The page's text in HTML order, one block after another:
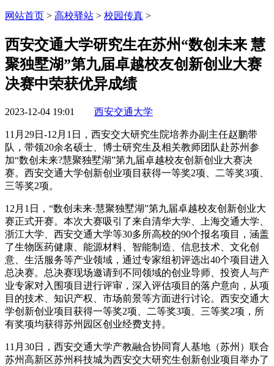
网站首页 > 高校驿站 > 校园传真 >
西安交通大学研究生在苏州“数创未来 慧
聚独墅湖”第九届卓越校友创新创业大赛
决赛中荣获优异成绩
2023-12-04 19:01 西安交通大学
11月29日-12月1日，西安交大研究生院培养办副主任赵鹏带
队，带领20余名硕士、博士研究生及相关教师团队赴苏州参
加“数创未来?慧聚独墅湖”第九届卓越校友创新创业大赛决
赛。西安交通大学创新创业项目获得一等奖2项、二等奖3项、
三等奖2项。
12月1日，“数创未来·慧聚独墅湖”第九届卓越校友创新创业大
赛正式开赛。本次大赛吸引了来自清华大学、上海交通大学、
浙江大学、西安交通大学等30多所高校的90个报名项目，涵盖
了生物医药健康、能源材料、智能制造、信息技术、文化创
意、生活服务等产业领域，通过专家组初评选出40个项目进入
总决赛。总决赛现场邀请到不同领域的创业导师、投资人与产
业专家对入围项目进行评审，深入评估项目的落户意向，从项
目的技术、知识产权、市场前景等方面进行讨论。西安交通大
学创新创业项目获得一等奖2项、二等奖3项、三等奖2项，所
有奖项均获得苏州园区创业经费支持。
11月30日，西安交通大学产教融合协同育人基地（苏州）联合
苏州高新区苏州科技城为西安交大研究生创新创业项目举办了